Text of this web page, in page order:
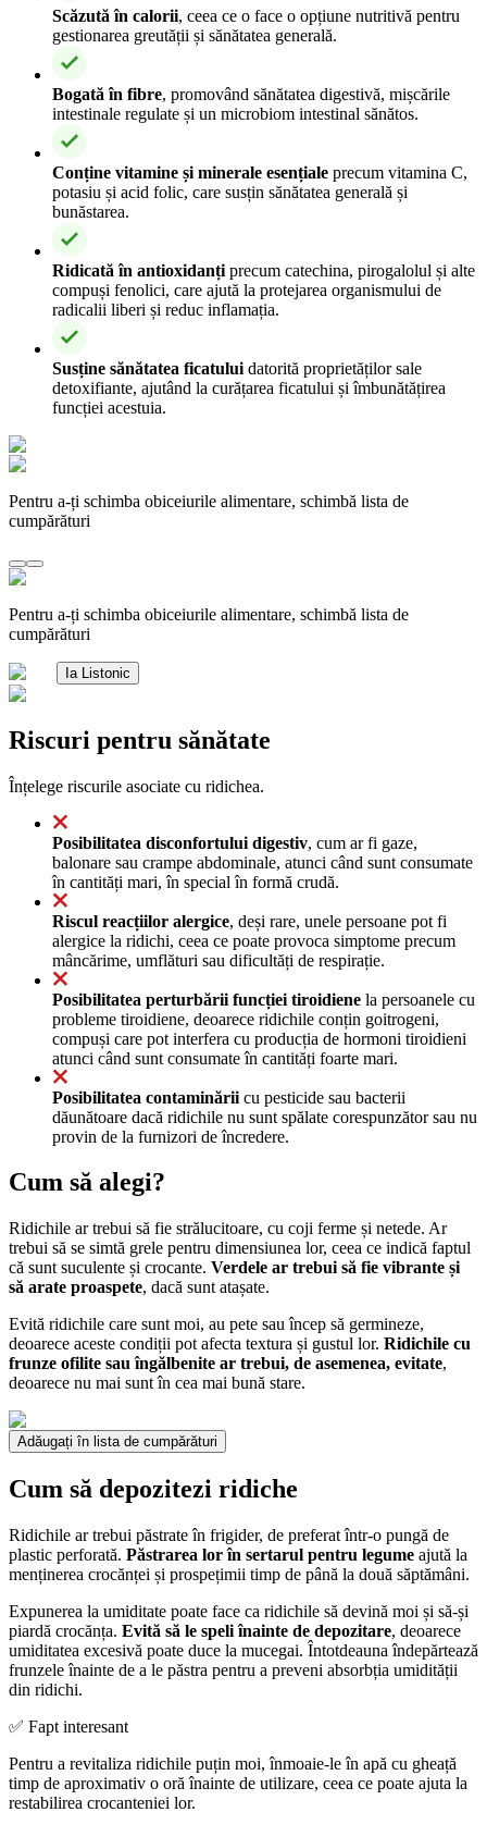
Scăzută în calorii, ceea ce o face o opțiune nutritivă pentru
gestionarea greutății și sănătatea generală.
Bogată în fibre, promovând sănătatea digestivă, mișcările
intestinale regulate și un microbiom intestinal sănătos.
Conține vitamine și minerale esențiale precum vitamina C,
potasiu și acid folic, care susțin sănătatea generală și
bunăstarea.
Ridicată în antioxidanți precum catechina, pirogalolul și alte
compuși fenolici, care ajută la protejarea organismului de
radicalii liberi și reduc inflamația.
Susține sănătatea ficatului datorită proprietăților sale
detoxifiante, ajutând la curățarea ficatului și îmbunătățirea
funcției acestuia.
Pentru a-ți schimba obiceiurile alimentare, schimbă lista de
cumpărături
Pentru a-ți schimba obiceiurile alimentare, schimbă lista de
cumpărături
Ia Listonic
Riscuri pentru sănătate
Înțelege riscurile asociate cu ridichea.
Posibilitatea disconfortului digestiv, cum ar fi gaze,
balonare sau crampe abdominale, atunci când sunt consumate
în cantități mari, în special în formă crudă.
Riscul reacțiilor alergice, deși rare, unele persoane pot fi
alergice la ridichi, ceea ce poate provoca simptome precum
mâncărime, umflături sau dificultăți de respirație.
Posibilitatea perturbării funcției tiroidiene la persoanele cu
probleme tiroidiene, deoarece ridichile conțin goitrogeni,
compuși care pot interfera cu producția de hormoni tiroidieni
atunci când sunt consumate în cantități foarte mari.
Posibilitatea contaminării cu pesticide sau bacterii
dăunătoare dacă ridichile nu sunt spălate corespunzător sau nu
provin de la furnizori de încredere.
Cum să alegi?
Ridichile ar trebui să fie strălucitoare, cu coji ferme și netede. Ar
trebui să se simtă grele pentru dimensiunea lor, ceea ce indică faptul
că sunt suculente și crocante. Verdele ar trebui să fie vibrante și
să arate proaspete, dacă sunt atașate.
Evită ridichile care sunt moi, au pete sau încep să germineze,
deoarece aceste condiții pot afecta textura și gustul lor. Ridichile cu
frunze ofilite sau îngălbenite ar trebui, de asemenea, evitate,
deoarece nu mai sunt în cea mai bună stare.
Adăugați în lista de cumpărături
Cum să depozitezi ridiche
Ridichile ar trebui păstrate în frigider, de preferat într-o pungă de
plastic perforată. Păstrarea lor în sertarul pentru legume ajută la
menținerea crocănței și prospețimii timp de până la două săptămâni.
Expunerea la umiditate poate face ca ridichile să devină moi și să-și
piardă crocănța. Evită să le speli înainte de depozitare, deoarece
umiditatea excesivă poate duce la mucegai. Întotdeauna îndepărtează
frunzele înainte de a le păstra pentru a preveni absorbția umidității
din ridichi.
✅ Fapt interesant
Pentru a revitaliza ridichile puțin moi, înmoaie-le în apă cu gheață
timp de aproximativ o oră înainte de utilizare, ceea ce poate ajuta la
restabilirea crocanteniei lor.